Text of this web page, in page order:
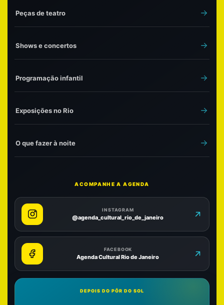
Peças de teatro
Shows e concertos
Programação infantil
Exposições no Rio
O que fazer à noite
ACOMPANHE A AGENDA
INSTAGRAM
@agenda_cultural_rio_de_janeiro
FACEBOOK
Agenda Cultural Rio de Janeiro
DEPOIS DO PÔR DO SOL